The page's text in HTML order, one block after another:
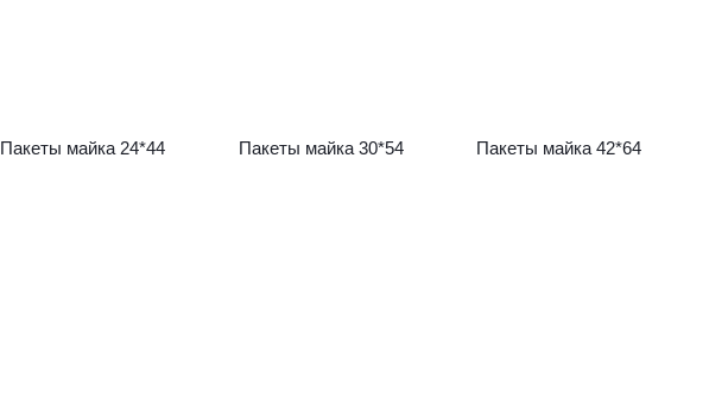
Пакеты майка 24*44 Пакеты майка 30*54 Пакеты майка 42*64